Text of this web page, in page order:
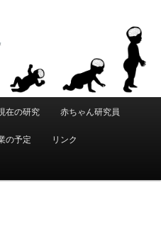
育学研究科 発達脳
Brain
育学研究科・身体教育学コースに創設
と「からだ」が発達することの根本的
体・環境の間の動的な相互作用を通じ
て獲得されるかを研究します。遺伝要
発達と学習における適応性、創造性、
します。
在の研究 赤ちゃん研究員
の予定 リンク